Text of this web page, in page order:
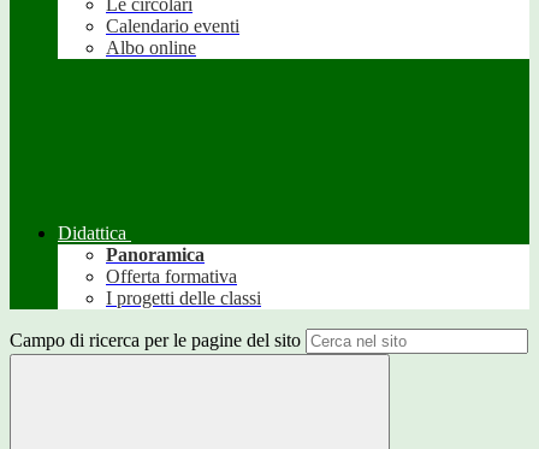
Le circolari
Calendario eventi
Albo online
Didattica
Panoramica
Offerta formativa
I progetti delle classi
Campo di ricerca per le pagine del sito